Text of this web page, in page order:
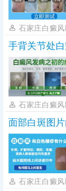
石家庄白癜风
手背关节处
石家庄白癜风
面部白斑图
石家庄白癜风